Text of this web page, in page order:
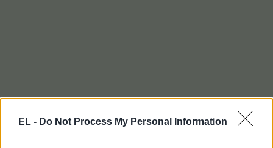
EL - Do Not Process My Personal Information